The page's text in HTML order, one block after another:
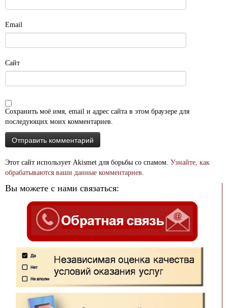
Email
Сайт
Сохранить моё имя, email и адрес сайта в этом браузере для
последующих моих комментариев.
Этот сайт использует Akismet для борьбы со спамом. Узнайте, как
обрабатываются ваши данные комментариев.
Вы можете с нами связаться: